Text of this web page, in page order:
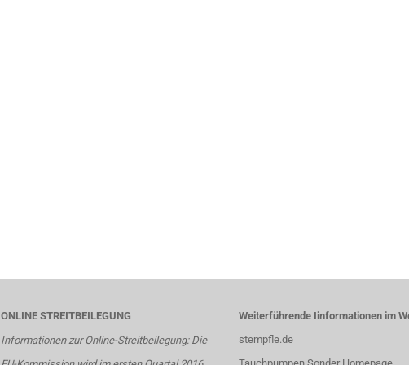
ONLINE STREITBEILEGUNG
Informationen zur Online-Streitbeilegung: Die
Weiterführende Iinformationen im
stempfle.de